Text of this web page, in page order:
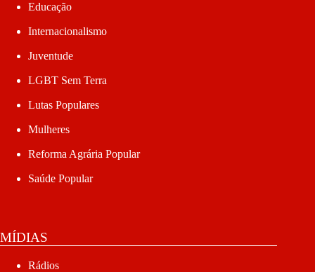
Educação
Internacionalismo
Juventude
LGBT Sem Terra
Lutas Populares
Mulheres
Reforma Agrária Popular
Saúde Popular
MÍDIAS
Rádios